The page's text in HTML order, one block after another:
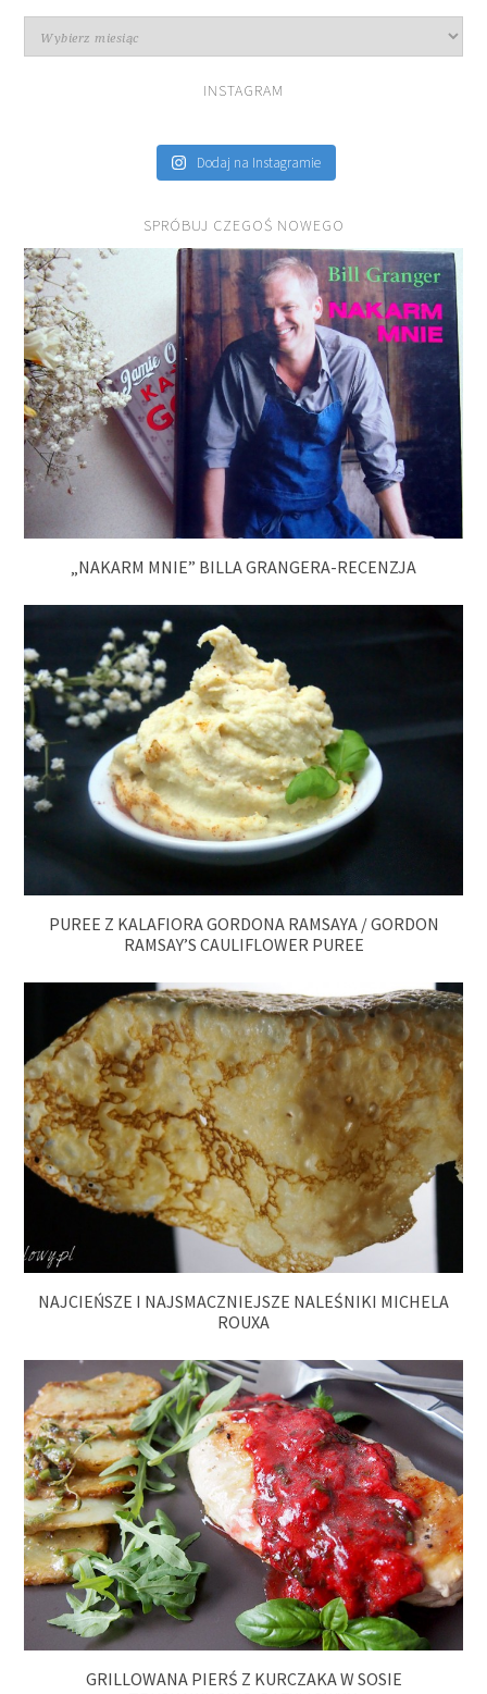
INSTAGRAM
Dodaj na Instagramie
SPRÓBUJ CZEGOŚ NOWEGO
„NAKARM MNIE” BILLA GRANGERA-RECENZJA
PUREE Z KALAFIORA GORDONA RAMSAYA / GORDON
RAMSAY’S CAULIFLOWER PUREE
NAJCIEŃSZE I NAJSMACZNIEJSZE NALEŚNIKI MICHELA
ROUXA
GRILLOWANA PIERŚ Z KURCZAKA W SOSIE